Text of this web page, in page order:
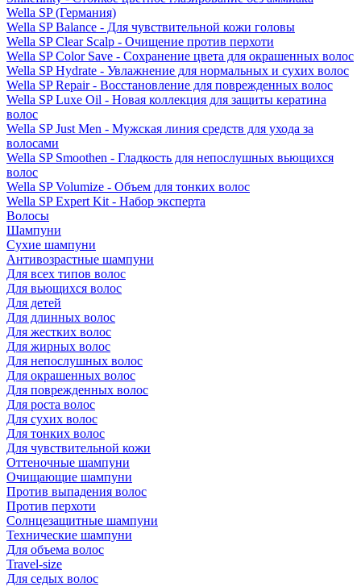
Wella SP (Германия)
Wella SP Balance - Для чувствительной кожи головы
Wella SP Clear Scalp - Очищение против перхоти
Wella SP Color Save - Сохранение цвета для окрашенных волос
Wella SP Hydrate - Увлажнение для нормальных и сухих волос
Wella SP Repair - Восстановление для поврежденных волос
Wella SP Luxe Oil - Новая коллекция для защиты кератина
волос
Wella SP Just Men - Мужская линия средств для ухода за
волосами
Wella SP Smoothen - Гладкость для непослушных вьющихся
волос
Wella SP Volumize - Объем для тонких волос
Wella SP Expert Kit - Набор эксперта
Волосы
Шампуни
Сухие шампуни
Антивозрастные шампуни
Для всех типов волос
Для вьющихся волос
Для детей
Для длинных волос
Для жестких волос
Для жирных волос
Для непослушных волос
Для окрашенных волос
Для поврежденных волос
Для роста волос
Для сухих волос
Для тонких волос
Для чувствительной кожи
Оттеночные шампуни
Очищающие шампуни
Против выпадения волос
Против перхоти
Солнцезащитные шампуни
Технические шампуни
Для объема волос
Travel-size
Для седых волос